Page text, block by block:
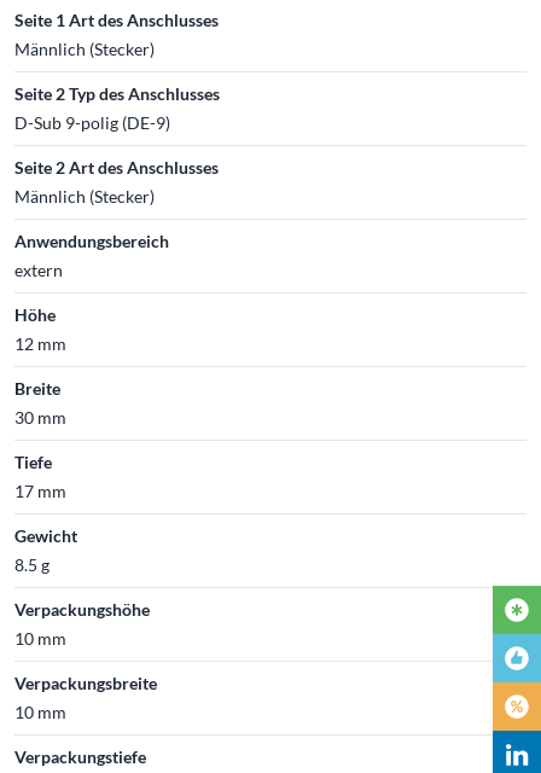
Seite 1 Art des Anschlusses
Männlich (Stecker)
Seite 2 Typ des Anschlusses
D-Sub 9-polig (DE-9)
Seite 2 Art des Anschlusses
Männlich (Stecker)
Anwendungsbereich
extern
Höhe
12 mm
Breite
30 mm
Tiefe
17 mm
Gewicht
8.5 g
Verpackungshöhe
10 mm
Verpackungsbreite
10 mm
Verpackungstiefe